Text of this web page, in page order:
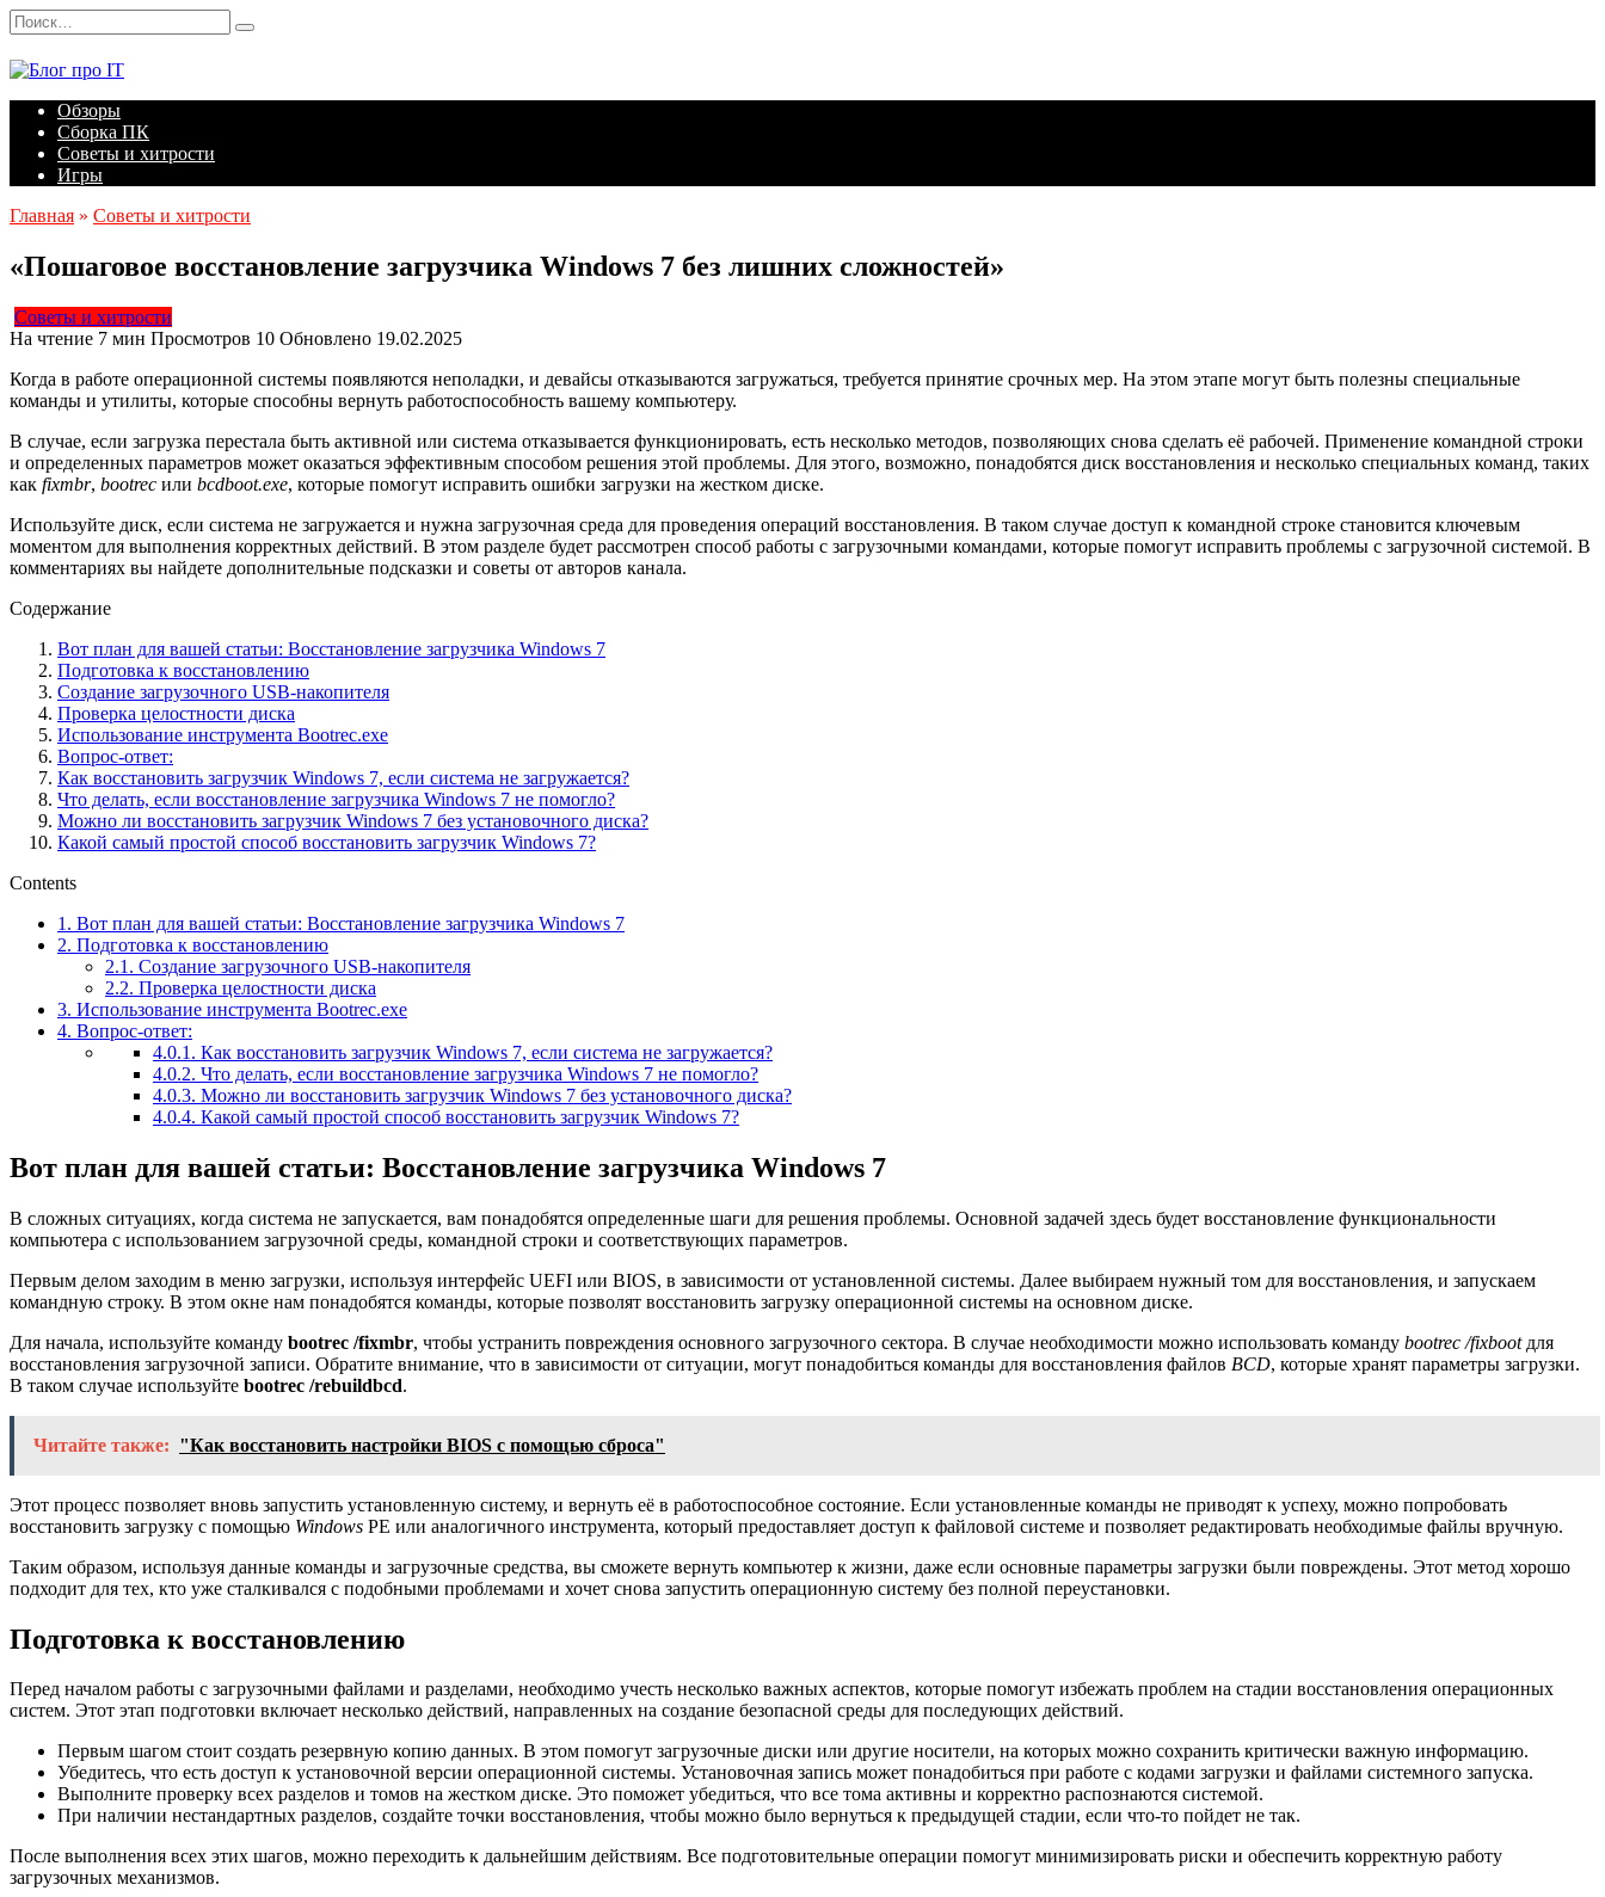
Перейти
к
содержанию
Search
for:
Обзоры
Сборка ПК
Советы и хитрости
Игры
Главная » Советы и хитрости
«Пошаговое восстановление загрузчика Windows 7 без лишних сложностей»
Советы и хитрости
На чтение 7 мин Просмотров 10 Обновлено 19.02.2025
Когда в работе операционной системы появляются неполадки, и девайсы отказываются загружаться, требуется принятие срочных мер. На этом этапе могут быть полезны специальные
команды и утилиты, которые способны вернуть работоспособность вашему компьютеру.
В случае, если загрузка перестала быть активной или система отказывается функционировать, есть несколько методов, позволяющих снова сделать её рабочей. Применение командной строки
и определенных параметров может оказаться эффективным способом решения этой проблемы. Для этого, возможно, понадобятся диск восстановления и несколько специальных команд, таких
как fixmbr, bootrec или bcdboot.exe, которые помогут исправить ошибки загрузки на жестком диске.
Используйте диск, если система не загружается и нужна загрузочная среда для проведения операций восстановления. В таком случае доступ к командной строке становится ключевым
моментом для выполнения корректных действий. В этом разделе будет рассмотрен способ работы с загрузочными командами, которые помогут исправить проблемы с загрузочной системой. В
комментариях вы найдете дополнительные подсказки и советы от авторов канала.
Содержание
Вот план для вашей статьи: Восстановление загрузчика Windows 7
Подготовка к восстановлению
Создание загрузочного USB-накопителя
Проверка целостности диска
Использование инструмента Bootrec.exe
Вопрос-ответ:
Как восстановить загрузчик Windows 7, если система не загружается?
Что делать, если восстановление загрузчика Windows 7 не помогло?
Можно ли восстановить загрузчик Windows 7 без установочного диска?
Какой самый простой способ восстановить загрузчик Windows 7?
Contents
1. Вот план для вашей статьи: Восстановление загрузчика Windows 7
2. Подготовка к восстановлению
2.1. Создание загрузочного USB-накопителя
2.2. Проверка целостности диска
3. Использование инструмента Bootrec.exe
4. Вопрос-ответ:
4.0.1. Как восстановить загрузчик Windows 7, если система не загружается?
4.0.2. Что делать, если восстановление загрузчика Windows 7 не помогло?
4.0.3. Можно ли восстановить загрузчик Windows 7 без установочного диска?
4.0.4. Какой самый простой способ восстановить загрузчик Windows 7?
Вот план для вашей статьи: Восстановление загрузчика Windows 7
В сложных ситуациях, когда система не запускается, вам понадобятся определенные шаги для решения проблемы. Основной задачей здесь будет восстановление функциональности
компьютера с использованием загрузочной среды, командной строки и соответствующих параметров.
Первым делом заходим в меню загрузки, используя интерфейс UEFI или BIOS, в зависимости от установленной системы. Далее выбираем нужный том для восстановления, и запускаем
командную строку. В этом окне нам понадобятся команды, которые позволят восстановить загрузку операционной системы на основном диске.
Для начала, используйте команду bootrec /fixmbr, чтобы устранить повреждения основного загрузочного сектора. В случае необходимости можно использовать команду bootrec /fixbootдля
восстановления загрузочной записи. Обратите внимание, что в зависимости от ситуации, могут понадобиться команды для восстановления файлов BCD, которые хранят параметры загрузки.
В таком случае используйте bootrec /rebuildbcd.
Читайте также: "Как восстановить настройки BIOS с помощью сброса"
Этот процесс позволяет вновь запустить установленную систему, и вернуть её в работоспособное состояние. Если установленные команды не приводят к успеху, можно попробовать
восстановить загрузку с помощью Windows PE или аналогичного инструмента, который предоставляет доступ к файловой системе и позволяет редактировать необходимые файлы вручную.
Таким образом, используя данные команды и загрузочные средства, вы сможете вернуть компьютер к жизни, даже если основные параметры загрузки были повреждены. Этот метод хорошо
подходит для тех, кто уже сталкивался с подобными проблемами и хочет снова запустить операционную систему без полной переустановки.
Подготовка к восстановлению
Перед началом работы с загрузочными файлами и разделами, необходимо учесть несколько важных аспектов, которые помогут избежать проблем на стадии восстановления операционных
систем. Этот этап подготовки включает несколько действий, направленных на создание безопасной среды для последующих действий.
Первым шагом стоит создать резервную копию данных. В этом помогут загрузочные диски или другие носители, на которых можно сохранить критически важную информацию.
Убедитесь, что есть доступ к установочной версии операционной системы. Установочная запись может понадобиться при работе с кодами загрузки и файлами системного запуска.
Выполните проверку всех разделов и томов на жестком диске. Это поможет убедиться, что все тома активны и корректно распознаются системой.
При наличии нестандартных разделов, создайте точки восстановления, чтобы можно было вернуться к предыдущей стадии, если что-то пойдет не так.
После выполнения всех этих шагов, можно переходить к дальнейшим действиям. Все подготовительные операции помогут минимизировать риски и обеспечить корректную работу
загрузочных механизмов.